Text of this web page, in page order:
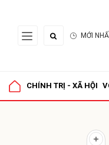
MỚI
CHÍNH TRỊ - XÃ HỘI